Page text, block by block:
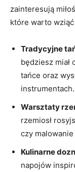
⁤zainteresują
które ⁣warto
Tradycyjne
będziesz
tańce ​oraz‌
instrumentach.
Warsztaty
rzemiosł‌
czy
Kulinarne
‍napojów